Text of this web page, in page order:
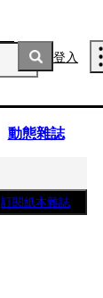
登入
動態雜誌
訂閱紙本雜誌